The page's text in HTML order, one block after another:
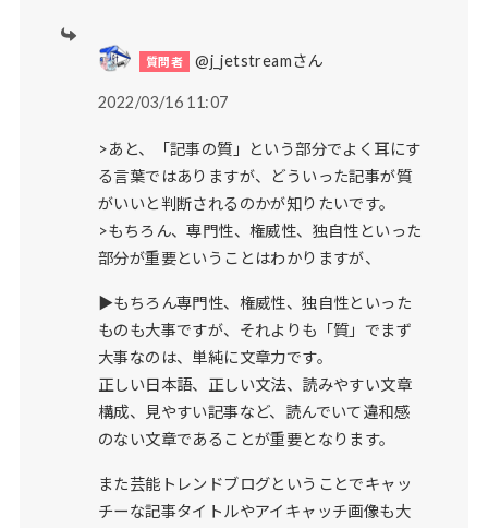
@j_jetstreamさん
2022/03/16 11:07
>あと、「記事の質」という部分でよく耳にす
る言葉ではありますが、どういった記事が質
がいいと判断されるのかが知りたいです。
>もちろん、専門性、権威性、独自性といった
部分が重要ということはわかりますが、
▶もちろん専門性、権威性、独自性といった
ものも大事ですが、それよりも「質」でまず
大事なのは、単純に文章力です。
正しい日本語、正しい文法、読みやすい文章
構成、見やすい記事など、読んでいて違和感
のない文章であることが重要となります。
また芸能トレンドブログということでキャッ
チーな記事タイトルやアイキャッチ画像も大